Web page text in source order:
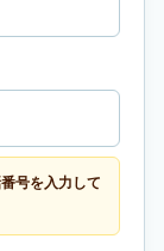
号を入力して